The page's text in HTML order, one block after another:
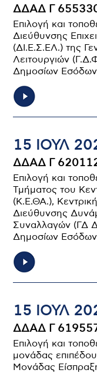
ΔΔΑΔ Γ
Επιλογή και
Διεύθυνσης
(ΔΙ.Ε.Σ.ΕΛ.) της
Λειτουργιών
Δημοσίων
15 ΙΟΥΛ
ΔΔΑΔ Γ
Επιλογή και
Τμήματος του
(Κ.Ε.ΘΑ.),
Διεύθυνσης
Συναλλαγών (ΓΔ
Δημοσίων
15 ΙΟΥΛ
ΔΔΑΔ Γ
Επιλογή και
μονάδας
Μονάδας